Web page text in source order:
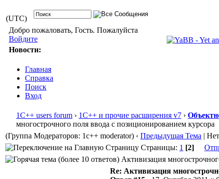
(UTC)
Добро пожаловать, Гость. Пожалуйста
Войдите
Новости:
Главная
Справка
Поиск
Вход
1С++ users forum › 1С++ и прочие расширения v7 ›
многострочного поля ввода с позиционированием курсора
(Группа Модераторов: 1c++ moderator) ‹ Предыдущая Тема |
Страницы: 1 [2]
Активизация
Re: Активизация